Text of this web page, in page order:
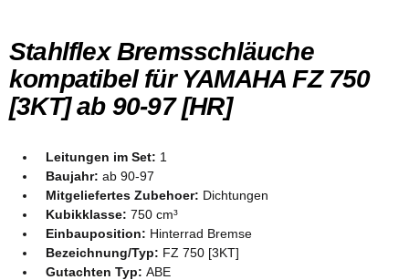
Stahlflex Bremsschläuche
kompatibel für YAMAHA FZ 750
[3KT] ab 90-97 [HR]
Leitungen im Set: 1
Baujahr: ab 90-97
Mitgeliefertes Zubehoer: Dichtungen
Kubikklasse: 750 cm³
Einbauposition: Hinterrad Bremse
Bezeichnung/Typ: FZ 750 [3KT]
Gutachten Typ: ABE